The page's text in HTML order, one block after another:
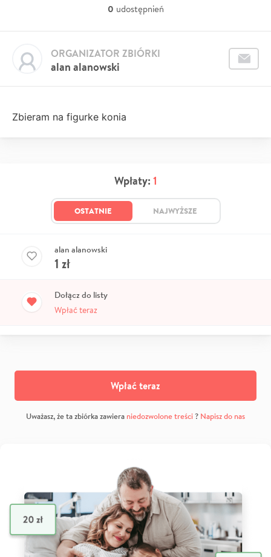
0 udostępnień
alan alanowski
ORGANIZATOR ZBIÓRKI
Zbieram na figurke konia
Wpłaty: 1
OSTATNIE NAJWYŻSZE
alan alanowski
1 zł
Dołącz do listy
Wpłać teraz
Wpłać teraz
Uważasz, że ta zbiórka zawiera niedozwolone treści? Napisz do nas